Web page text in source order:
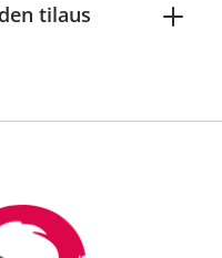
tilaus